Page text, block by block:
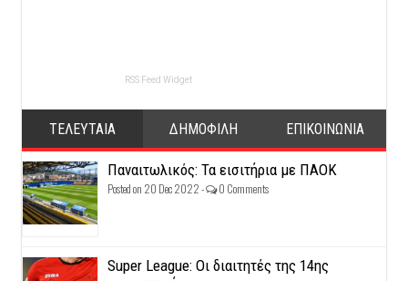
RSS Feed Widget
ΤΕΛΕΥΤΑΙΑ ΔΗΜΟΦΙΛΗ ΕΠΙΚΟΙΝΩΝΙΑ
Παναιτωλικός: Τα εισιτήρια με ΠΑΟΚ
Posted on 20 Dec 2022 - 0 Comments
Super League: Οι διαιτητές της 14ης